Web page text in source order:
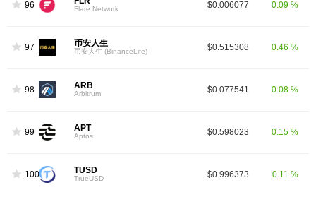
96 Flare Network $0.006077 0.09 %
97 币安人生
币安人生 (BinanceLife) $0.515308 0.46 %
98 ARB
Arbitrum $0.077541 0.08 %
99 APT
Aptos $0.598023 0.15 %
100 TUSD
TrueUSD $0.996373 0.11 %